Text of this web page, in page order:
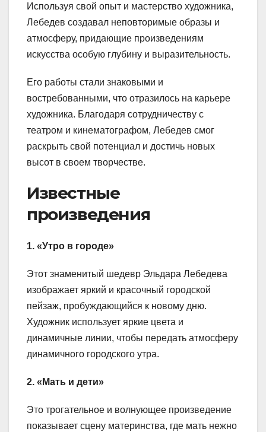
Используя свой опыт и мастерство художника,
Лебедев создавал неповторимые образы и
атмосферу, придающие произведениям
искусства особую глубину и выразительность.
Его работы стали знаковыми и
востребованными, что отразилось на карьере
художника. Благодаря сотрудничеству с
театром и кинематографом, Лебедев смог
раскрыть свой потенциал и достичь новых
высот в своем творчестве.
Известные
произведения
1. «Утро в городе»
Этот знаменитый шедевр Эльдара Лебедева
изображает яркий и красочный городской
пейзаж, пробуждающийся к новому дню.
Художник использует яркие цвета и
динамичные линии, чтобы передать атмосферу
динамичного городского утра.
2. «Мать и дети»
Это трогательное и волнующее произведение
показывает сцену материнства, где мать нежно